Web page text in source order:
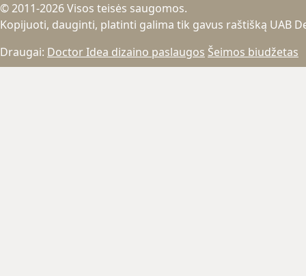
© 2011-2026 Visos teisės saugomos.
Kopijuoti, dauginti, platinti galima tik gavus raštišką UAB
Draugai: Doctor Idea dizaino paslaugos Šeimos biudžetas